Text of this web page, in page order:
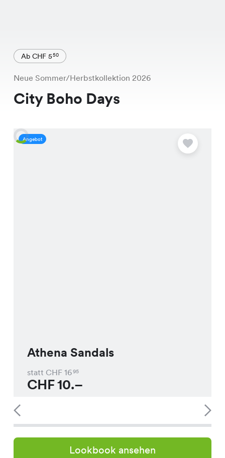
Ab CHF 550
Neue Sommer/Herbstkollektion 2026
City Boho Days
Angebot
Athena Sandals
statt CHF 1695
CHF10.–
Lookbook ansehen